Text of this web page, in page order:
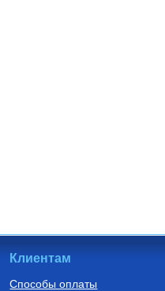
Клиентам
Способы оплаты